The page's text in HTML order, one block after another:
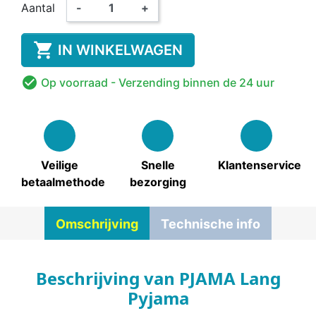
Aantal - +
 IN WINKELWAGEN
 Op voorraad - Verzending binnen de 24 uur
Veilige
betaalmethode
Snelle
bezorging
Klantenservice
Omschrijving Technische info
Beschrijving van PJAMA Lang
Pyjama